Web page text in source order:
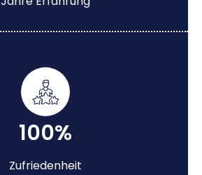
100%
Zufriedenheit